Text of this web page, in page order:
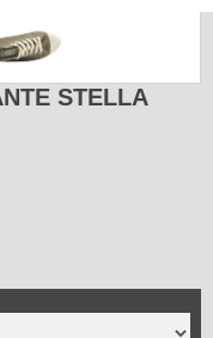
STELLA